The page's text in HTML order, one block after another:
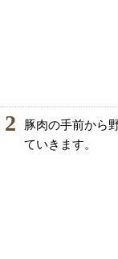
2
豚肉の手前から
ていきます。